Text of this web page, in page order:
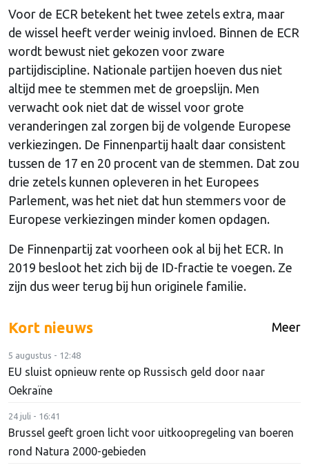
Voor de ECR betekent het twee zetels extra, maar
de wissel heeft verder weinig invloed. Binnen de ECR
wordt bewust niet gekozen voor zware
partijdiscipline. Nationale partijen hoeven dus niet
altijd mee te stemmen met de groepslijn. Men
verwacht ook niet dat de wissel voor grote
veranderingen zal zorgen bij de volgende Europese
verkiezingen. De Finnenpartij haalt daar consistent
tussen de 17 en 20 procent van de stemmen. Dat zou
drie zetels kunnen opleveren in het Europees
Parlement, was het niet dat hun stemmers voor de
Europese verkiezingen minder komen opdagen.
De Finnenpartij zat voorheen ook al bij het ECR. In
2019 besloot het zich bij de ID-fractie te voegen. Ze
zijn dus weer terug bij hun originele familie.
Kort nieuws Meer
5 augustus - 12:48
EU sluist opnieuw rente op Russisch geld door naar
Oekraïne
24 juli - 16:41
Brussel geeft groen licht voor uitkoopregeling van boeren
rond Natura 2000-gebieden